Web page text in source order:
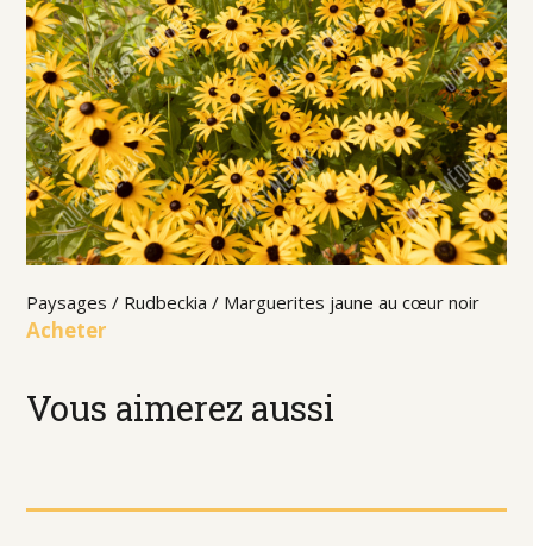
Vous aimerez aussi
Paysages / Rudbeckia / Marguerites jaune au cœur noir
Acheter